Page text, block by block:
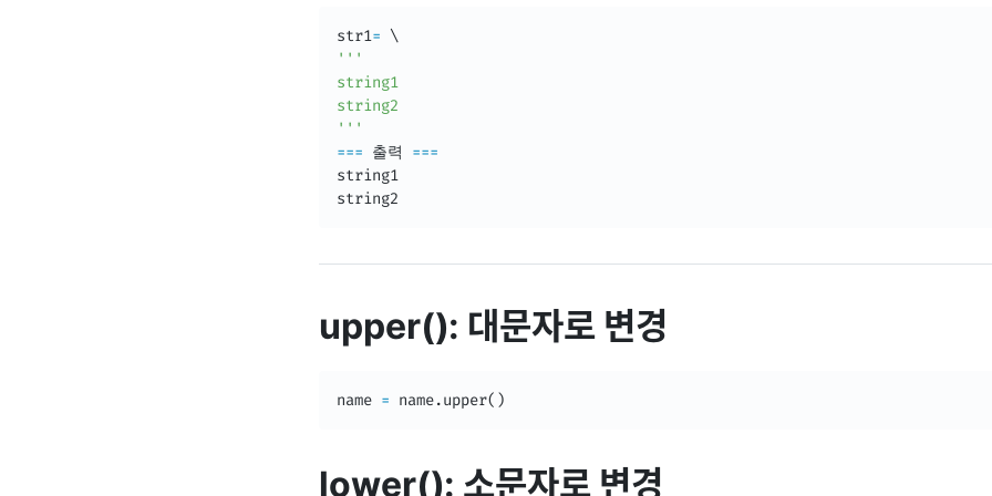
str1=
'''
string1
string2
'''
=== 출력 ===
string1
string2
upper(): 대문자로 변경
name = name.upper( )
lower(): 소문자로 변경